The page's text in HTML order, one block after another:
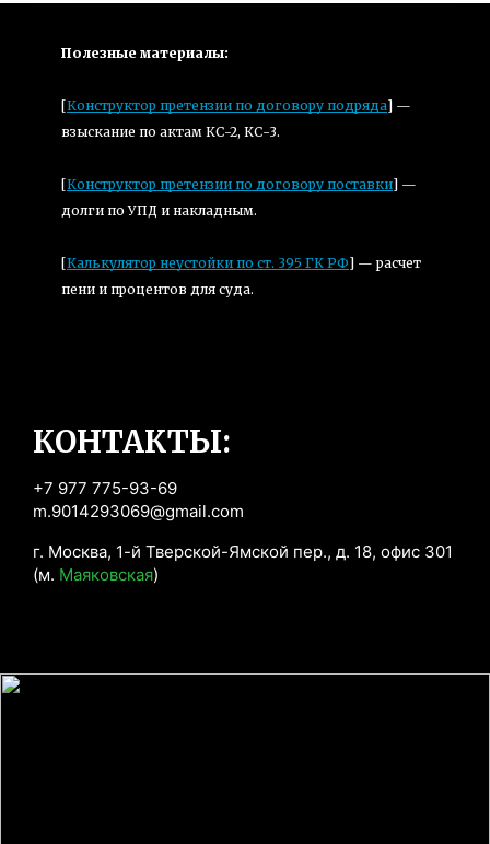
Полезные материалы:
[Конструктор претензии по договору подряда] —
взыскание по актам КС-2, КС-3.
[Конструктор претензии по договору поставки] —
долги по УПД и накладным.
[Калькулятор неустойки по ст. 395 ГК РФ] — расчет
пени и процентов для суда.
КОНТАКТЫ:
+7 977 775-93-69
m.9014293069@gmail.com
г. Москва, 1-й Тверской-Ямской пер., д. 18, офис 301
(м. Маяковская)